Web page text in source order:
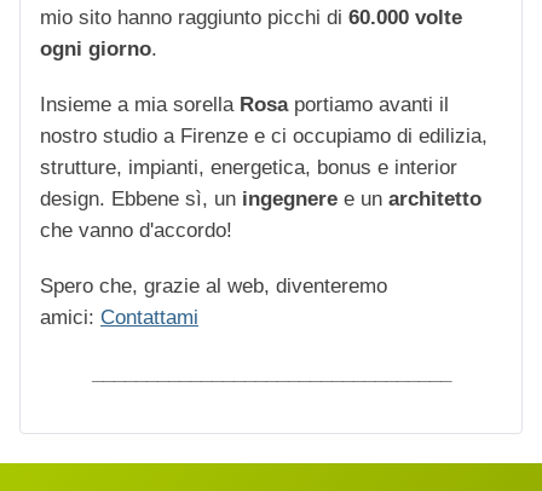
mio sito hanno raggiunto picchi di 60.000 volte
ogni giorno.
Insieme a mia sorella Rosaportiamo avanti il
nostro studio a Firenze e ci occupiamo di edilizia,
strutture, impianti, energetica, bonus e interior
design. Ebbene sì, un ingegnere e un architetto
che vanno d'accordo!
Spero che, grazie al web, diventeremo
amici: Contattami